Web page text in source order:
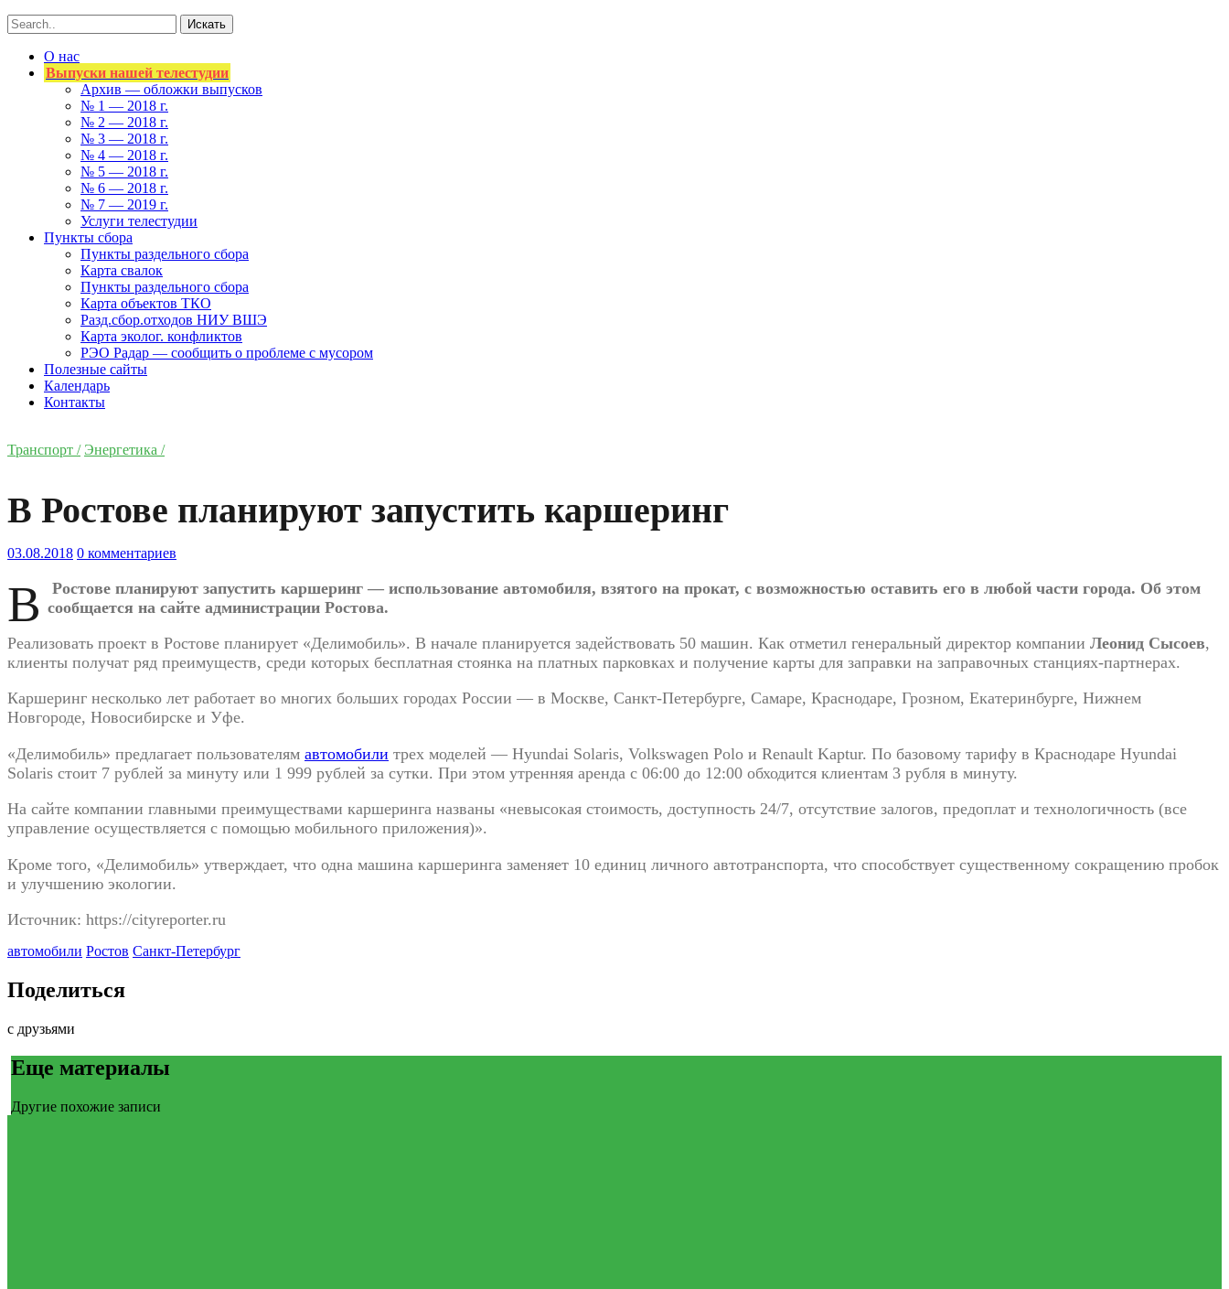
О нас
Выпуски нашей телестудии
Архив — обложки выпусков
№ 1 — 2018 г.
№ 2 — 2018 г.
№ 3 — 2018 г.
№ 4 — 2018 г.
№ 5 — 2018 г.
№ 6 — 2018 г.
№ 7 — 2019 г.
Услуги телестудии
Пункты сбора
Пункты раздельного сбора
Карта свалок
Пункты раздельного сбора
Карта объектов ТКО
Разд.сбор.отходов НИУ ВШЭ
Карта эколог. конфликтов
РЭО Радар — сообщить о проблеме с мусором
Полезные сайты
Календарь
Контакты
Транспорт / Энергетика /
В Ростове планируют запустить каршеринг
03.08.2018 0 комментариев
В Ростове планируют запустить каршеринг — использование автомобиля, взятого на прокат, с возможностью оставить его в любой части города. Об этом
сообщается на сайте администрации Ростова.
Реализовать проект в Ростове планирует «Делимобиль». В начале планируется задействовать 50 машин. Как отметил генеральный директор компании Леонид Сысоев,
клиенты получат ряд преимуществ, среди которых бесплатная стоянка на платных парковках и получение карты для заправки на заправочных станциях-партнерах.
Каршеринг несколько лет работает во многих больших городах России — в Москве, Санкт-Петербурге, Самаре, Краснодаре, Грозном, Екатеринбурге, Нижнем
Новгороде, Новосибирске и Уфе.
«Делимобиль» предлагает пользователям автомобили трех моделей — Hyundai Solaris, Volkswagen Polo и Renault Kaptur. По базовому тарифу в Краснодаре Hyundai
Solaris стоит 7 рублей за минуту или 1 999 рублей за сутки. При этом утренняя аренда с 06:00 до 12:00 обходится клиентам 3 рубля в минуту.
На сайте компании главными преимуществами каршеринга названы «невысокая стоимость, доступность 24/7, отсутствие залогов, предоплат и технологичность (все
управление осуществляется с помощью мобильного приложения)».
Кроме того, «Делимобиль» утверждает, что одна машина каршеринга заменяет 10 единиц личного автотранспорта, что способствует существенному сокращению пробок
и улучшению экологии.
Источник: https://cityreporter.ru
автомобили Ростов Санкт-Петербург
Поделиться
с друзьями
Еще материалы
Другие похожие записи